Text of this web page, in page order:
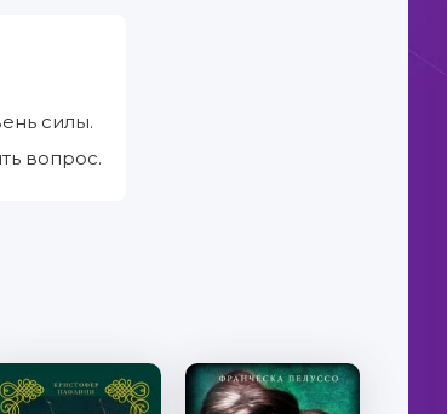
силы.
вопрос.